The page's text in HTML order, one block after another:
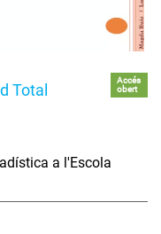
Total
Accés
obert
a l'Escola